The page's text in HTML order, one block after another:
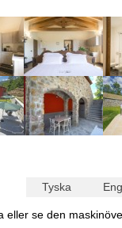
Tyska
eller se den